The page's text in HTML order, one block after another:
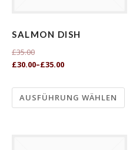
SALMON DISH
£35.00
£30.00–£35.00
AUSFÜHRUNG WÄHLEN